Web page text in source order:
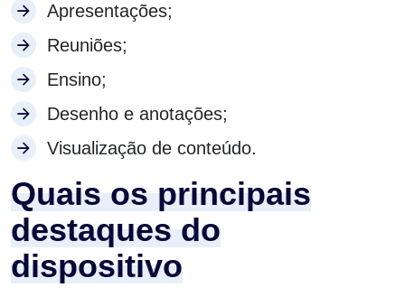
Apresentações;
Reuniões;
Ensino;
Desenho e anotações;
Visualização de conteúdo.
Quais os principais
destaques do
dispositivo